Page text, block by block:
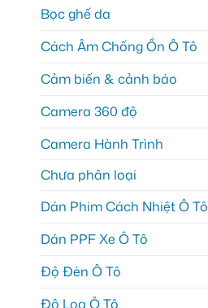
Bọc ghế da
Cách Âm Chống Ồn Ô Tô
Cảm biến & cảnh báo
Camera 360 độ
Camera Hành Trình
Chưa phân loại
Dán Phim Cách Nhiệt Ô Tô
Dán PPF Xe Ô Tô
Độ Đèn Ô Tô
Độ Loa Ô Tô